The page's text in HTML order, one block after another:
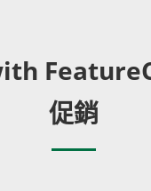
促銷